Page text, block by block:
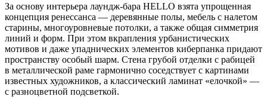
За основу интерьера лаундж-бара HELLO взята упрощенная
концепция ренессанса — деревянные полы, мебель с налетом
старины, многоуровневые потолки, а также общая симметрия
линий и форм. При этом вкрапления урбанистических
мотивов и даже упаднических элементов киберпанка придают
пространству особый шарм. Стена грубой отделки с рабицей
в металлической раме гармонично соседствует с картинами
известных художников, а классический ламинат «елочкой» —
с разноцветной подсветкой.